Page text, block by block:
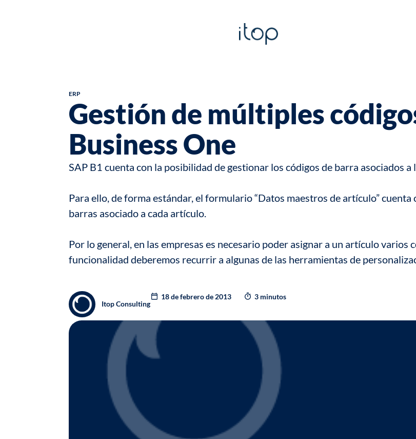
ERP
Gestión de múltiples
Business One
SAP B1 cuenta con la posibilidad de gestionar los códigos de barra asociados
Para ello, de forma estándar, el formulario “Datos maestros de artículo”
barras asociado a cada artículo.
Por lo general, en las empresas es necesario poder asignar a un artículo
funcionalidad deberemos recurrir a algunas de las herramientas de
Itop Consulting
18 de febrero de 2013 3 minutos